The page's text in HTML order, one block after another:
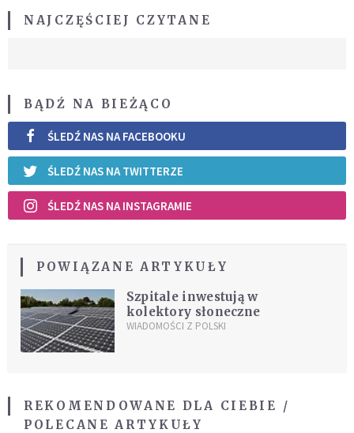
NAJCZĘŚCIEJ CZYTANE
BĄDŹ NA BIEŻĄCO
ŚLEDŹ NAS NA FACEBOOKU
ŚLEDŹ NAS NA TWITTERZE
ŚLEDŹ NAS NA INSTAGRAMIE
POWIĄZANE ARTYKUŁY
Szpitale inwestują w
kolektory słoneczne
WIADOMOŚCI Z POLSKI
REKOMENDOWANE DLA CIEBIE /
POLECANE ARTYKUŁY